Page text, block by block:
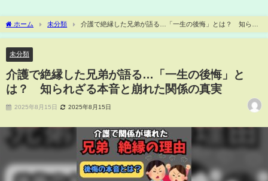
ホーム 未分類
介護で絶縁した兄弟が語る…「一生の後悔」とは？ 知られ
ざる本音と崩れた関係の真実
未分類
介護で絶縁した兄弟が語る…「一生の後悔」と
は？ 知られざる本音と崩れた関係の真実
2025年8月15日 2025年8月15日